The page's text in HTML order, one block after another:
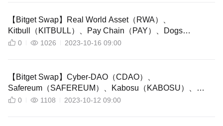
【Bitget Swap】Real World Asset（RWA）、
Kitbull（KITBULL）、Pay Chain（PAY）、Dogs
Rock（DOGSROCK）和 Mona Token（LISA）現已在
0 1026 2023-10-16 09:00
【Bitget Swap】Cyber​​-DAO（CDAO）、
Safereum（SAFEREUM）、Kabosu（KABOSU）、
Elongate（ELONGATE）現已透過 Bitget Swap 上架！
0 1108 2023-10-12 09:00